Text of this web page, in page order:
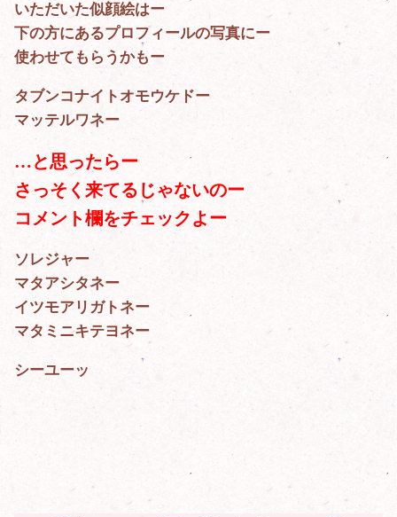
いただいた似顔絵はー
下の方にあるプロフィールの写真にー
使わせてもらうかもー
タブンコナイトオモウケドー
マッテルワネー
…と思ったらー
さっそく来てるじゃないのー
コメント欄をチェックよー
ソレジャー
マタアシタネー
イツモアリガトネー
マタミニキテヨネー
シーユーッ